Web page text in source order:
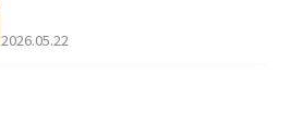
た。
2026.05.22